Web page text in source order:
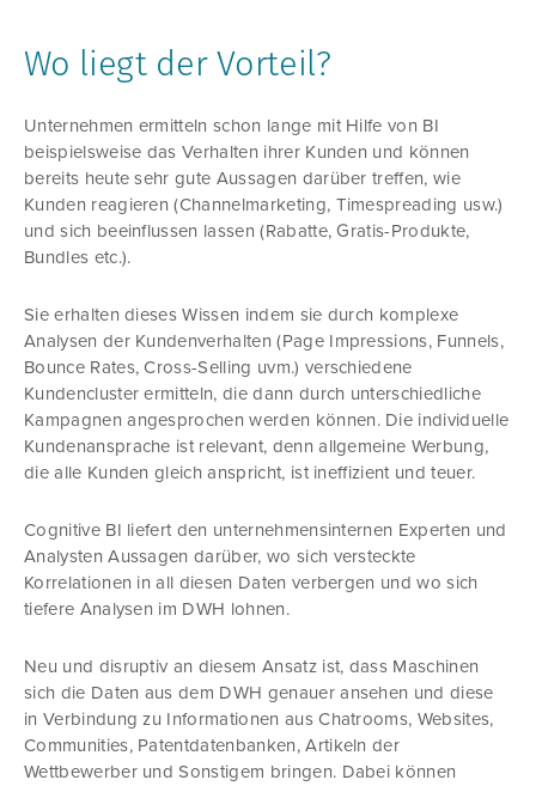
Wo liegt der Vorteil?
Unternehmen ermitteln schon lange mit Hilfe von BI
beispielsweise das Verhalten ihrer Kunden und können
bereits heute sehr gute Aussagen darüber treffen, wie
Kunden reagieren (Channelmarketing, Timespreading usw.)
und sich beeinflussen lassen (Rabatte, Gratis-Produkte,
Bundles etc.).
Sie erhalten dieses Wissen indem sie durch komplexe
Analysen der Kundenverhalten (Page Impressions, Funnels,
Bounce Rates, Cross-Selling uvm.) verschiedene
Kundencluster ermitteln, die dann durch unterschiedliche
Kampagnen angesprochen werden können. Die individuelle
Kundenansprache ist relevant, denn allgemeine Werbung,
die alle Kunden gleich anspricht, ist ineffizient und teuer.
Cognitive BI liefert den unternehmensinternen Experten und
Analysten Aussagen darüber, wo sich versteckte
Korrelationen in all diesen Daten verbergen und wo sich
tiefere Analysen im DWH lohnen.
Neu und disruptiv an diesem Ansatz ist, dass Maschinen
sich die Daten aus dem DWH genauer ansehen und diese
in Verbindung zu Informationen aus Chatrooms, Websites,
Communities, Patentdatenbanken, Artikeln der
Wettbewerber und Sonstigem bringen. Dabei können